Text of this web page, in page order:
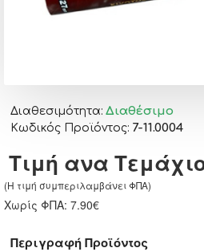
Διαθεσιμότητα: Διαθέσιμο
Κωδικός Προϊόντος: 7-11.0004
Τιμή ανα
(H τιμή συμπεριλαμβάνει ΦΠΑ)
Χωρίς ΦΠΑ: 7.90€
Περιγραφή Προϊόντος